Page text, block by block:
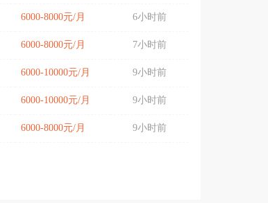
6000-8000元/月 6小时前
6000-8000元/月 7小时前
6000-10000元/月 9小时前
6000-10000元/月 9小时前
6000-8000元/月 9小时前